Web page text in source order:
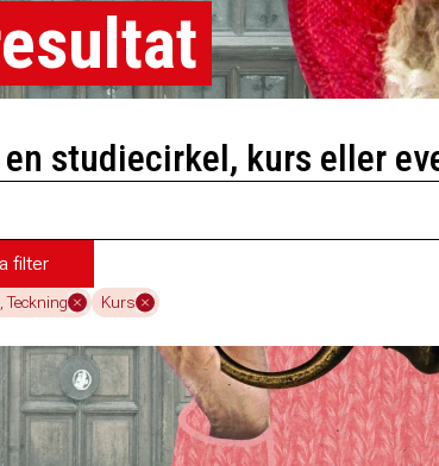
studiecirkel, kurs eller
filter
Teckning Kurs